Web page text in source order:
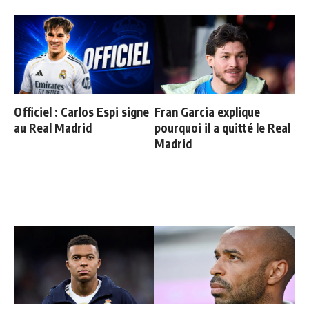
Officiel : Carlos Espi signe
au Real Madrid
Fran Garcia explique
pourquoi il a quitté le Real
Madrid